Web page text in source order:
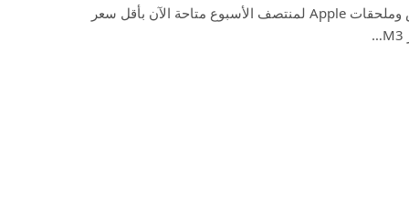
أصبحت الآن مجموعتك من عروض وملحقات Apple لمنتصف الأسبوع متاحة الآن بأقل سعر